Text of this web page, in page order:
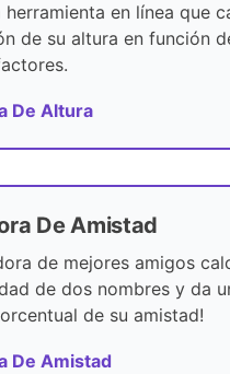
herramienta en línea que
de su altura en función
De Altura
De Amistad
de mejores amigos
de dos nombres y da
de su amistad!
De Amistad